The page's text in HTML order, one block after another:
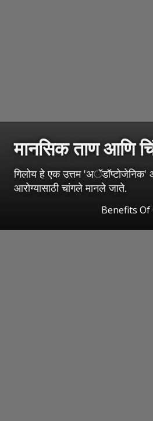
मानसिक ताण आणि
गिलोय हे एक उत्तम
आरोग्यासाठी चांगले मानले जाते.
Benefits Of